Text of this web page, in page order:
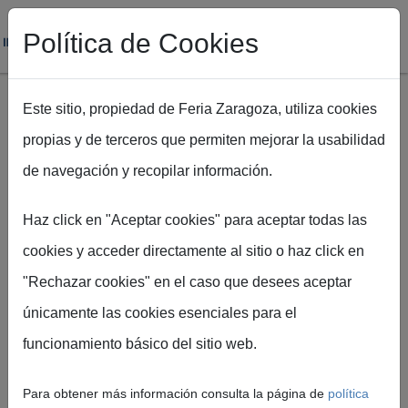
Pasar al contenido principal
Stands y
montajes
Política de Cookies
Este sitio, propiedad de Feria Zaragoza, utiliza cookies
propias y de terceros que permiten mejorar la usabilidad
de navegación y recopilar información.
Haz click en "Aceptar cookies" para aceptar todas las
cookies y acceder directamente al sitio o haz click en
"Rechazar cookies" en el caso que desees aceptar
únicamente las cookies esenciales para el
funcionamiento básico del sitio web.
Para obtener más información consulta la página de política